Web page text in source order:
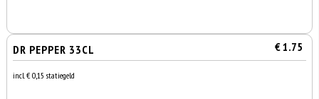
DR PEPPER 33CL € 1.75
incl. € 0,15 statiegeld